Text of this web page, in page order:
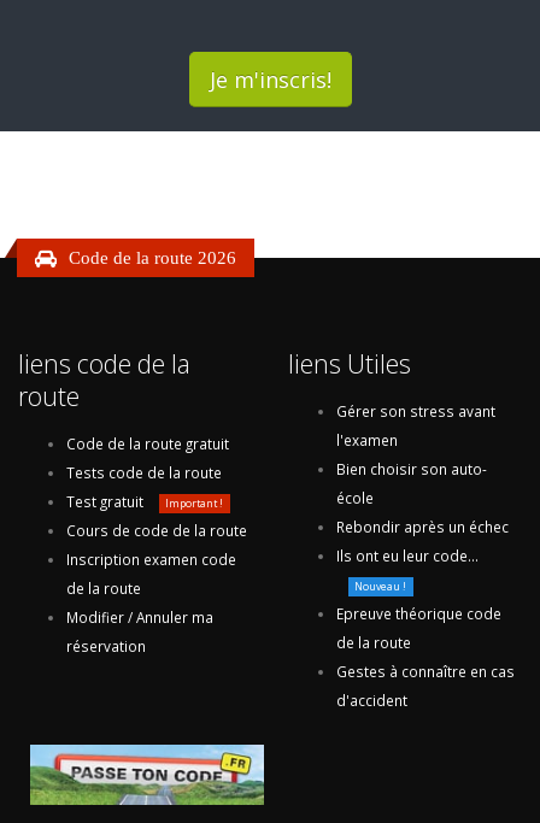
Je m'inscris!
Code de la route 2026
liens code de la
route
Code de la route gratuit
Tests code de la route
Test gratuit
Important !
Cours de code de la route
Inscription examen code
de la route
Modifier / Annuler ma
réservation
liens Utiles
Gérer son stress avant
l'examen
Bien choisir son auto-
école
Rebondir après un échec
Ils ont eu leur code...
Nouveau !
Epreuve théorique code
de la route
Gestes à connaître en cas
d'accident